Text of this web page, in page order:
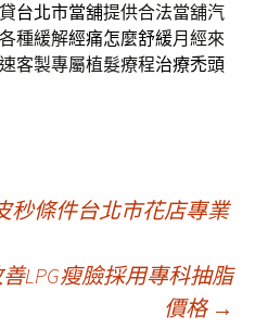
台北市當舖提供合法當舖汽
種緩解經痛怎麼舒緩月經來
客製專屬植髮療程治療禿頭
秒條件台北市花店專業
LPG瘦臉採用專科抽脂
價格 →